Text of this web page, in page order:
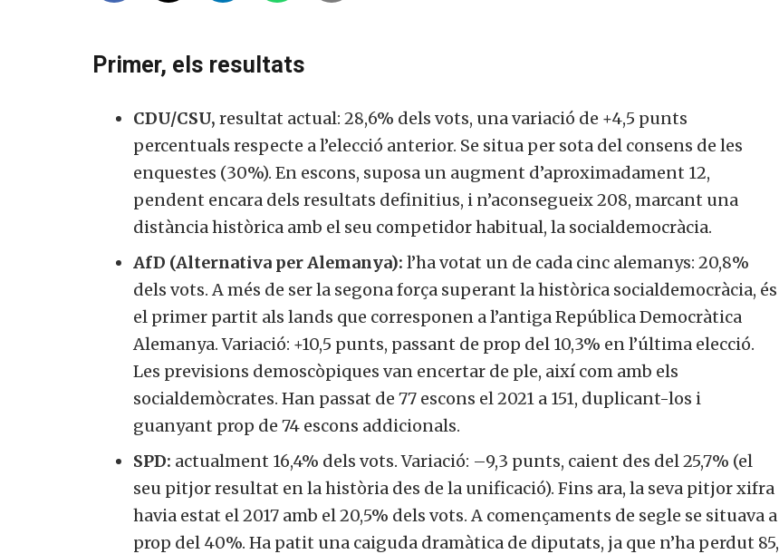
Primer, els resultats
CDU/CSU, resultat actual: 28,6% dels vots, una variació de +4,5 punts
percentuals respecte a l’elecció anterior. Se situa per sota del consens de les
enquestes (30%). En escons, suposa un augment d’aproximadament 12,
pendent encara dels resultats definitius, i n’aconsegueix 208, marcant una
distància històrica amb el seu competidor habitual, la socialdemocràcia.
AfD (Alternativa per Alemanya): l’ha votat un de cada cinc alemanys: 20,8%
dels vots. A més de ser la segona força superant la històrica socialdemocràcia, és
el primer partit als lands que corresponen a l’antiga República Democràtica
Alemanya. Variació: +10,5 punts, passant de prop del 10,3% en l’última elecció.
Les previsions demoscòpiques van encertar de ple, així com amb els
socialdemòcrates. Han passat de 77 escons el 2021 a 151, duplicant-los i
guanyant prop de 74 escons addicionals.
SPD: actualment 16,4% dels vots. Variació: –9,3 punts, caient des del 25,7% (el
seu pitjor resultat en la història des de la unificació). Fins ara, la seva pitjor xifra
havia estat el 2017 amb el 20,5% dels vots. A començaments de segle se situava a
prop del 40%. Ha patit una caiguda dramàtica de diputats, ja que n’ha perdut 85,